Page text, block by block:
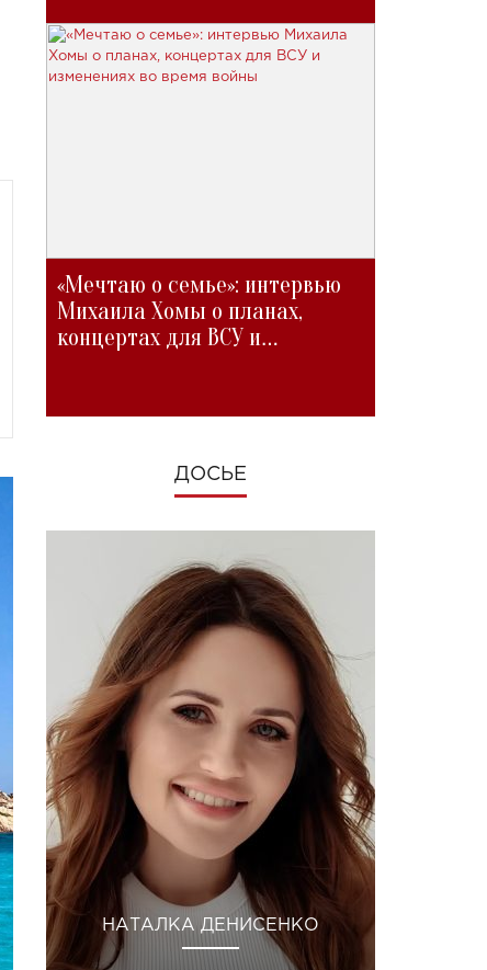
«Мечтаю о семье»: интервью
Михаила Хомы о планах,
концертах для ВСУ и
ДОСЬЕ
НАТАЛКА ДЕНИСЕНКО